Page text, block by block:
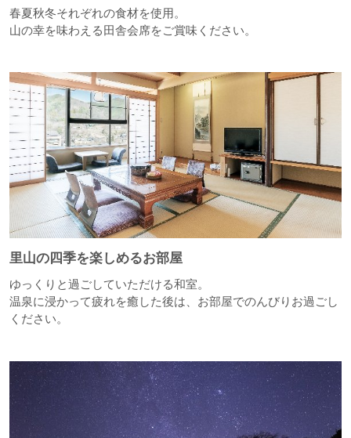
春夏秋冬それぞれの食材を使用。
山の幸を味わえる田舎会席をご賞味ください。
里山の四季を楽しめるお部屋
ゆっくりと過ごしていただける和室。
温泉に浸かって疲れを癒した後は、お部屋でのんびりお過ごし
ください。